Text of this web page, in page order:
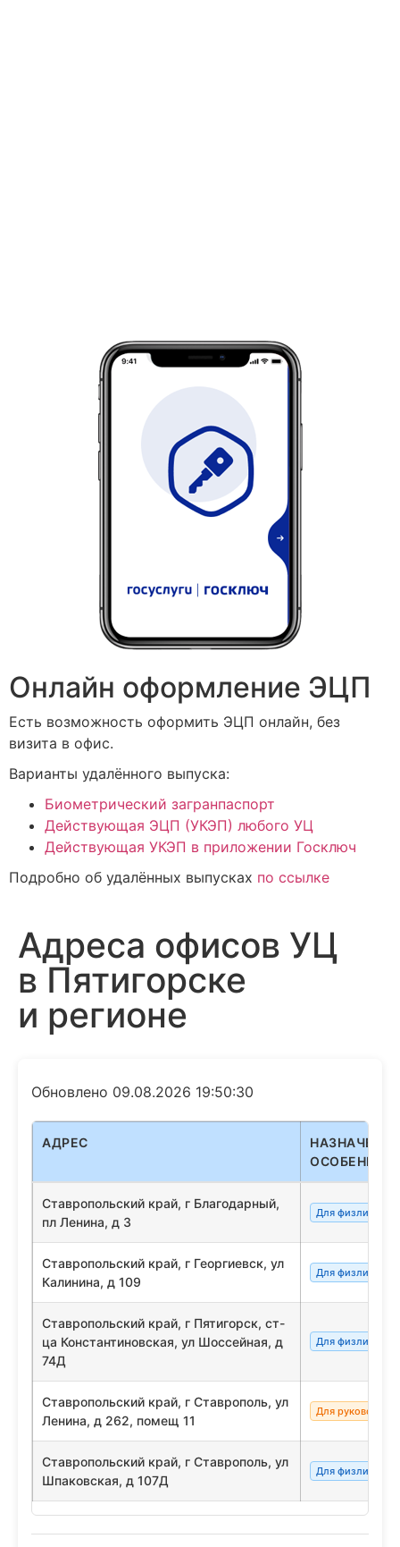
Онлайн оформление ЭЦП
Есть возможность оформить ЭЦП онлайн, без
визита в офис.
Варианты удалённого выпуска:
Биометрический загранпаспорт
Действующая ЭЦП (УКЭП) любого УЦ
Действующая УКЭП в приложении Госключ
Подробно об удалённых выпусках по ссылке
Адреса офисов УЦ
в Пятигорске
и регионе
Обновлено 09.08.2026 19:50:30
АДРЕС
Ставропольский край, г Благодарный,
пл Ленина, д 3
Для физлиц/
Ставропольский край, г Георгиевск, ул
Калинина, д 109
Для физлиц/
Ставропольский край, г Пятигорск, ст-
ца Константиновская, ул Шоссейная, д
74Д
Для физлиц/
Ставропольский край, г Ставрополь, ул
Ленина, д 262, помещ 11
Для
Ставропольский край, г Ставрополь, ул
Шпаковская, д 107Д
Для физлиц/